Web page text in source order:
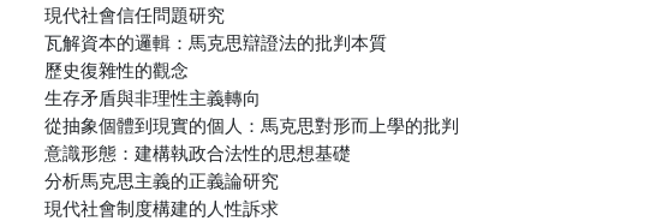
現代社會信任問題研究
瓦解資本的邏輯：馬克思辯證法的批判本質
歷史復雜性的觀念
生存矛盾與非理性主義轉向
從抽象個體到現實的個人：馬克思對形而上學的批判
意識形態：建構執政合法性的思想基礎
分析馬克思主義的正義論研究
現代社會制度構建的人性訴求